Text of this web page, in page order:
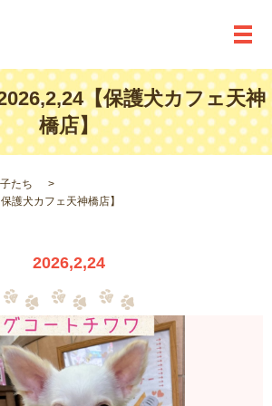
メ
【保護犬カフェ天神
橋店】
たち
犬カフェ天神橋店】
2026,2,24